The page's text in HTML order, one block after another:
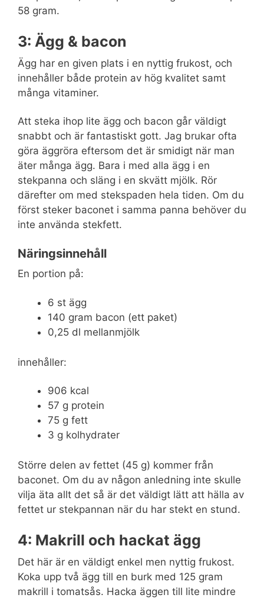
58 gram.
3: Ägg & bacon
Ägg har en given plats i en nyttig frukost, och
innehåller både protein av hög kvalitet samt
många vitaminer.
Att steka ihop lite ägg och bacon går väldigt
snabbt och är fantastiskt gott. Jag brukar ofta
göra äggröra eftersom det är smidigt när man
äter många ägg. Bara i med alla ägg i en
stekpanna och släng i en skvätt mjölk. Rör
därefter om med stekspaden hela tiden. Om du
först steker baconet i samma panna behöver du
inte använda stekfett.
Näringsinnehåll
En portion på:
6 st ägg
140 gram bacon (ett paket)
0,25 dl mellanmjölk
innehåller:
906 kcal
57 g protein
75 g fett
3 g kolhydrater
Större delen av fettet (45 g) kommer från
baconet. Om du av någon anledning inte skulle
vilja äta allt det så är det väldigt lätt att hälla av
fettet ur stekpannan när du har stekt en stund.
4: Makrill och hackat ägg
Det här är en väldigt enkel men nyttig frukost.
Koka upp två ägg till en burk med 125 gram
makrill i tomatsås. Hacka äggen till lite mindre